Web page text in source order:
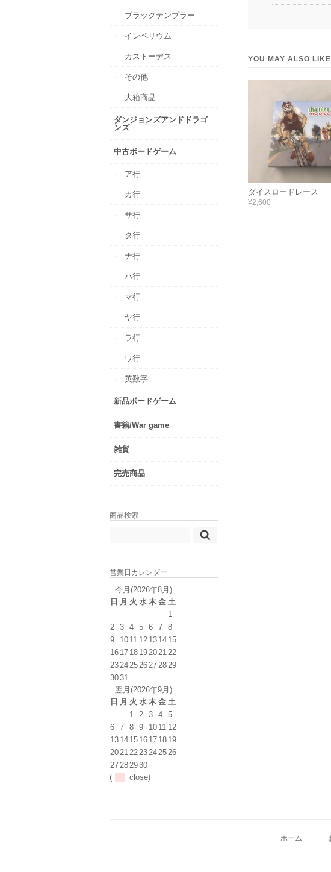
YOU MAY ALSO LIKE
ダイスロードレース
¥2,600
ブラックテンプラー
インペリウム
カストーデス
その他
大箱商品
ダンジョンズアンドドラゴ
ンズ
中古ボードゲーム
ア行
カ行
サ行
タ行
ナ行
ハ行
マ行
ヤ行
ラ行
ワ行
英数字
新品ボードゲーム
書籍/War game
雑貨
完売商品
商品検索
営業日カレンダー
今月(2026年8月)
日 月 火 水 木 金 土
1
2 3 4 5 6 7 8
9
10 11 12 13 14 15
16 17 18 19202122
23242526272829
3031
翌月(2026年9月)
日 月 火 水 木 金 土
1 2 3 4 5
6 7 8 9 10 11 12
13 14 15 16 17 18 19
20212223242526
27282930
(
close)
ホーム